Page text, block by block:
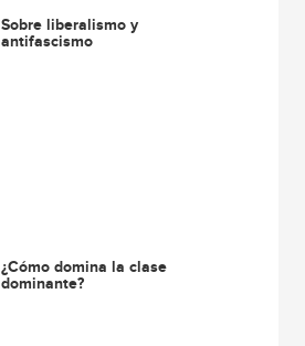
Sobre liberalismo y
antifascismo
¿Cómo domina la clase
dominante?